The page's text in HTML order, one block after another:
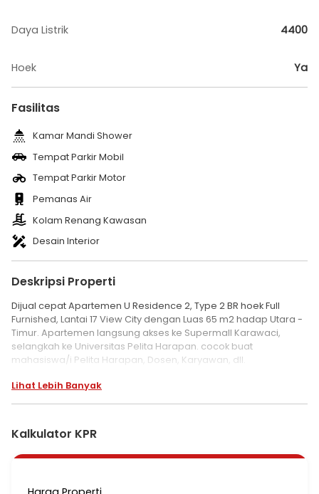
Daya Listrik 4400
Hoek Ya
Fasilitas
Kamar Mandi Shower
Tempat Parkir Mobil
Tempat Parkir Motor
Pemanas Air
Kolam Renang Kawasan
Desain Interior
Deskripsi Properti
Dijual cepat Apartemen U Residence 2, Type 2 BR hoek Full
Furnished, Lantai 17 View City dengan Luas 65 m2 hadap Utara -
Timur. Apartemen langsung akses ke Supermall Karawaci,
selangkah ke Universitas Pelita Harapan. cocok buat
mahasiswa/i Pelita Harapan, Dosen, Karyawan, dll.
Harga Apartemen dijual: 950 juta nego
Keunggulan - Keunggulan:
1. Lokasi Strategis dekat dengan tol Jakarta Merak exit Karawaci
Lihat Lebih Banyak
Kalkulator KPR